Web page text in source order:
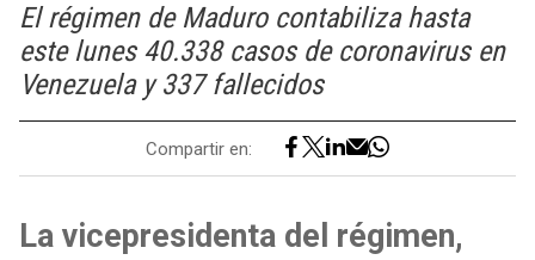
El régimen de Maduro contabiliza hasta
este lunes 40.338 casos de coronavirus en
Venezuela y 337 fallecidos
Compartir en:
La vicepresidenta del régimen,